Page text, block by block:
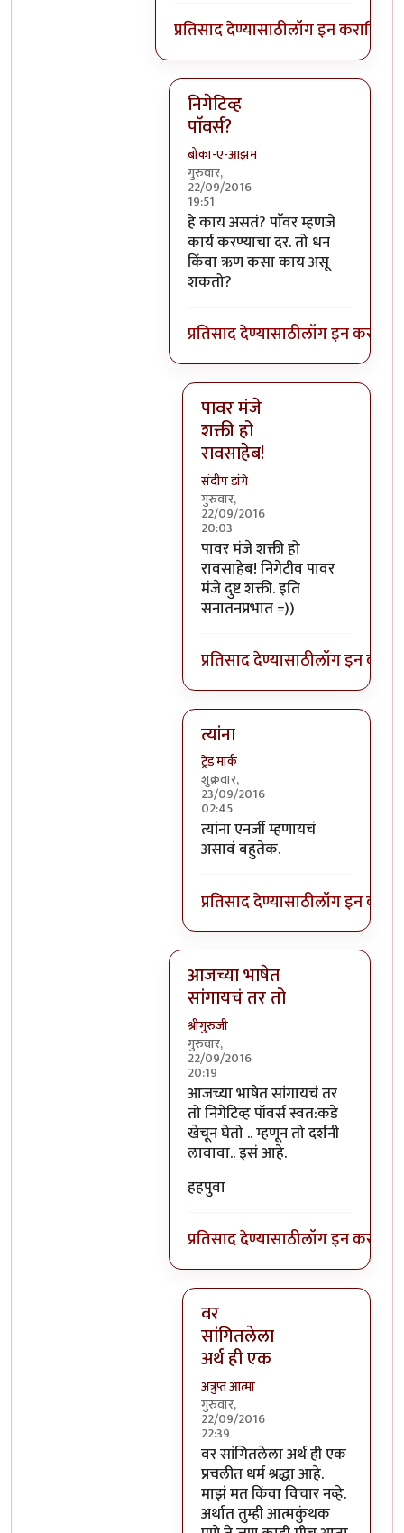
प्रतिसाद देण्यासाठीलॉग इन कराकिंवा
निगेटिव्ह
पाॅवर्स?
बोका-ए-आझम
गुरुवार,
22/09/2016
19:51
In reply toआजच्या भाषेत सांगायचं
हे काय असतं? पाॅवर म्हणजे
कार्य करण्याचा दर. तो धन
किंवा ऋण कसा काय असू
शकतो?
प्रतिसाद देण्यासाठीलॉग इन करा
पावर मंजे
शक्ती हो
रावसाहेब!
संदीप डांगे
गुरुवार,
22/09/2016
20:03
In reply toनिगेटिव्ह पाॅवर्स?
पावर मंजे शक्ती हो
रावसाहेब! निगेटीव पावर
मंजे दुष्ट शक्ती. इति
सनातनप्रभात =))
प्रतिसाद देण्यासाठीलॉग इन करा
त्यांना
ट्रेड मार्क
शुक्रवार,
23/09/2016
02:45
In reply toनिगेटिव्ह पाॅवर्स?
त्यांना एनर्जी म्हणायचं
असावं बहुतेक.
प्रतिसाद देण्यासाठीलॉग इन करा
आजच्या भाषेत
सांगायचं तर तो
श्रीगुरुजी
गुरुवार,
22/09/2016
20:19
In reply toआजच्या भाषेत सांगायचं
आजच्या भाषेत सांगायचं तर
तो निगेटिव्ह पॉवर्स स्वत:कडे
खेचून घेतो .. म्हणून तो दर्शनी
लावावा.. इसं आहे.
हहपुवा
प्रतिसाद देण्यासाठीलॉग इन करा
वर
सांगितलेला
अर्थ ही एक
अत्रुप्त आत्मा
गुरुवार,
22/09/2016
22:39
In reply toआजच्या भाषेत सांगायचं
वर सांगितलेला अर्थ ही एक
प्रचलीत धर्म श्रद्धा आहे.
माझं मत किंवा विचार नव्हे.
अर्थात तुम्ही आत्मकुंथक